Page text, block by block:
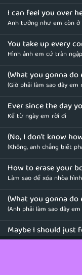
I can feel you over
Anh tưởng như em còn
You take up every
Hình ảnh em cứ tràn
(What you gonna do
(Giờ phải làm sao đây em
Ever since the day
Kể từ ngày em rời đi
(No, I don't know
(Không, anh chẳng biết
How to erase your
Làm sao để xóa nhòa
(What you gonna do
(Anh phải làm sao đây
Maybe I should just
Chắc anh chỉ nên tập